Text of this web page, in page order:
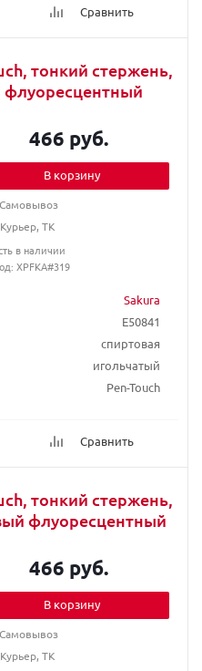
Сравнить
тонкий стержень,
флуоресцентный
Sakura
E50841
спиртовая
игольчатый
Pen-Touch
Сравнить
466 руб.
В корзину
Самовывоз
Курьер, ТК
в наличии
XPFKA#319
тонкий стержень,
флуоресцентный
466 руб.
В корзину
Самовывоз
Курьер, ТК